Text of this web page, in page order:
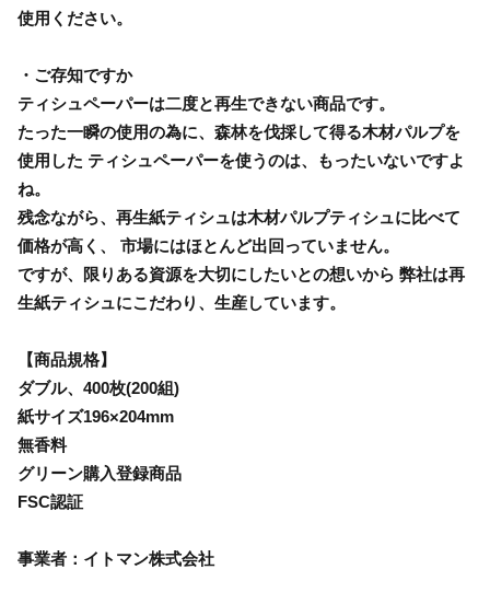
使用ください。
・ご存知ですか
ティシュペーパーは二度と再生できない商品です。
たった一瞬の使用の為に、森林を伐採して得る木材パルプを
使用した ティシュペーパーを使うのは、もったいないですよ
ね。
残念ながら、再生紙ティシュは木材パルプティシュに比べて
価格が高く、 市場にはほとんど出回っていません。
ですが、限りある資源を大切にしたいとの想いから 弊社は再
生紙ティシュにこだわり、生産しています。
【商品規格】
ダブル、400枚(200組)
紙サイズ196×204mm
無香料
グリーン購入登録商品
FSC認証
事業者：イトマン株式会社